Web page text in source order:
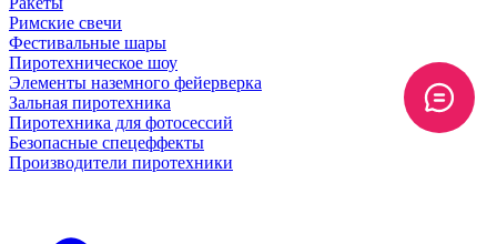
Римские свечи
Фестивальные шары
Пиротехническое шоу
Элементы наземного фейерверка
Зальная пиротехника
Пиротехника для фотосессий
Безопасные спецеффекты
Производители пиротехники